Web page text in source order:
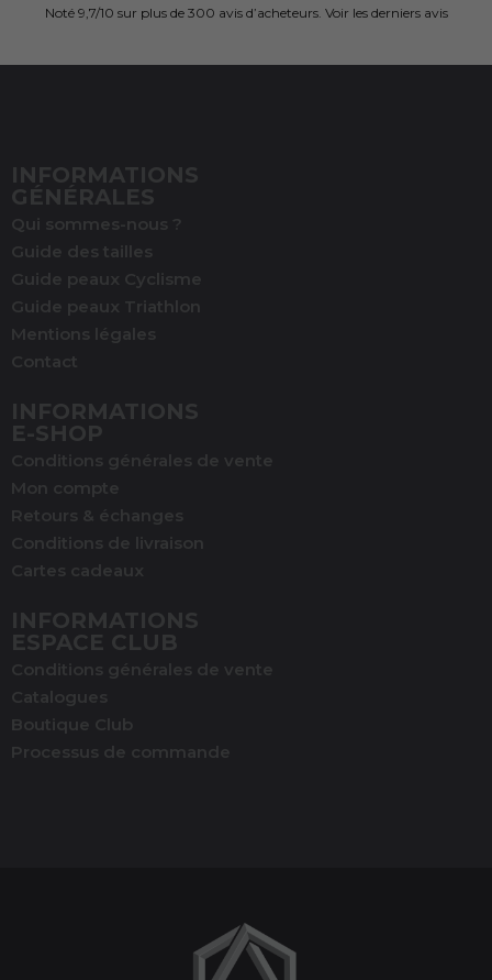
Noté 9,7/10 sur plus de 300 avis d’acheteurs. Voir les derniers avis
INFORMATIONS
GÉNÉRALES
Qui sommes-nous ?
Guide des tailles
Guide peaux Cyclisme
Guide peaux Triathlon
Mentions légales
Contact
INFORMATIONS
E-SHOP
Conditions générales de vente
Mon compte
Retours & échanges
Conditions de livraison
Cartes cadeaux
INFORMATIONS
ESPACE CLUB
Conditions générales de vente
Catalogues
Boutique Club
Processus de commande